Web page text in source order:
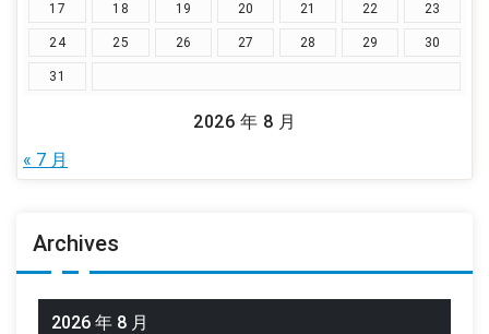
2026 年 8 月
17 18 19 20 21 22 23
24 25 26 27 28 29 30
31
« 7 月
Archives
2026 年 8 月